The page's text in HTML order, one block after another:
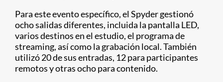
Para este evento específico, el Spyder gestionó
ocho salidas diferentes, incluida la pantalla LED,
varios destinos en el estudio, el programa de
streaming, así como la grabación local. También
utilizó 20 de sus entradas, 12 para participantes
remotos y otras ocho para contenido.